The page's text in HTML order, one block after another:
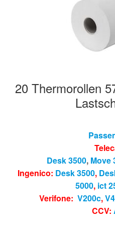
20 Thermorollen
Desk 3500, Move
Ingenico: Desk 3500,
5000, ict
Verifone: V200c,
CCV: